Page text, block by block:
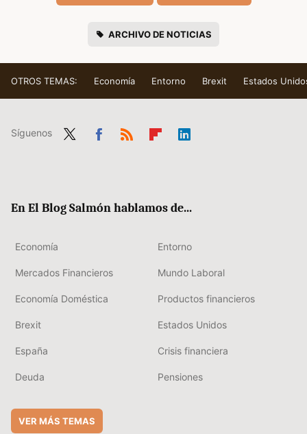
ARCHIVO DE NOTICIAS
OTROS TEMAS: Economía Entorno Brexit Estados
Síguenos
En El Blog Salmón hablamos de...
Economía Entorno
Mercados Financieros Mundo Laboral
Economía Doméstica Productos financieros
Brexit Estados Unidos
España Crisis financiera
Deuda Pensiones
VER MÁS TEMAS